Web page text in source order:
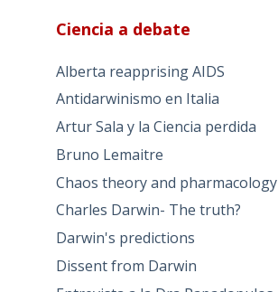
Ciencia a debate
Alberta reapprising AIDS
Antidarwinismo en Italia
Artur Sala y la Ciencia perdida
Bruno Lemaitre
Chaos theory and pharmacology
Charles Darwin- The truth?
Darwin's predictions
Dissent from Darwin